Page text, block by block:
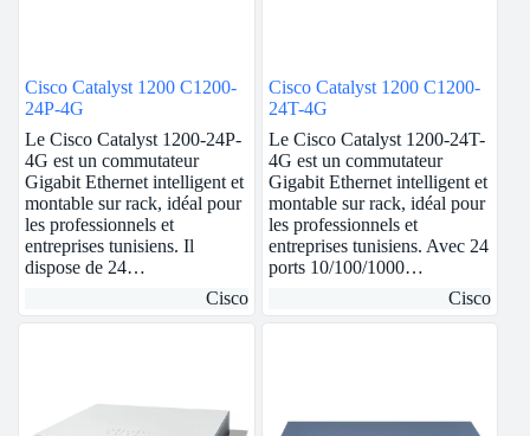
Cisco Catalyst 1200 C1200-
24P-4G
Le Cisco Catalyst 1200-24P-
4G est un commutateur
Gigabit Ethernet intelligent et
montable sur rack, idéal pour
les professionnels et
entreprises tunisiens. Il
dispose de 24…
Cisco
Cisco Catalyst 1200 C1200-
24T-4G
Le Cisco Catalyst 1200-24T-
4G est un commutateur
Gigabit Ethernet intelligent et
montable sur rack, idéal pour
les professionnels et
entreprises tunisiens. Avec 24
ports 10/100/1000…
Cisco